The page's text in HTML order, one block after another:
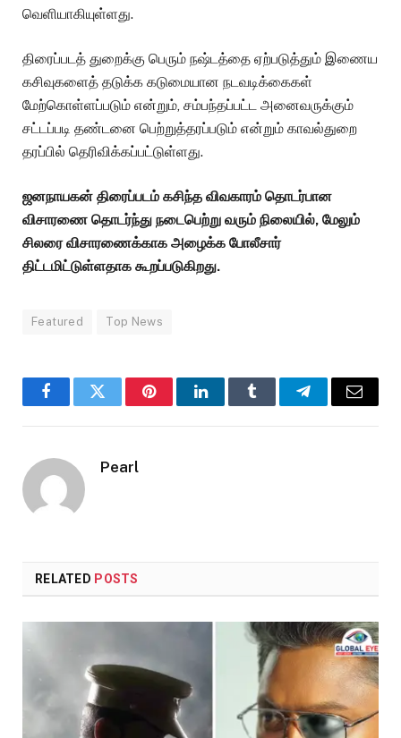
வெளியாகியுள்ளது.
திரைப்படத் துறைக்கு பெரும் நஷ்டத்தை ஏற்படுத்தும் இணைய
கசிவுகளைத் தடுக்க கடுமையான நடவடிக்கைகள்
மேற்கொள்ளப்படும் என்றும், சம்பந்தப்பட்ட அனைவருக்கும்
சட்டப்படி தண்டனை பெற்றுத்தரப்படும் என்றும் காவல்துறை
தரப்பில் தெரிவிக்கப்பட்டுள்ளது.
ஜனநாயகன் திரைப்படம் கசிந்த விவகாரம் தொடர்பான
விசாரணை தொடர்ந்து நடைபெற்று வரும் நிலையில், மேலும்
சிலரை விசாரணைக்காக அழைக்க போலீசார்
திட்டமிட்டுள்ளதாக கூறப்படுகிறது.
Featured Top News
FacebookTwitter PinterestLinkedInTumblr TelegramEmail
Pearl
RELATED POSTS